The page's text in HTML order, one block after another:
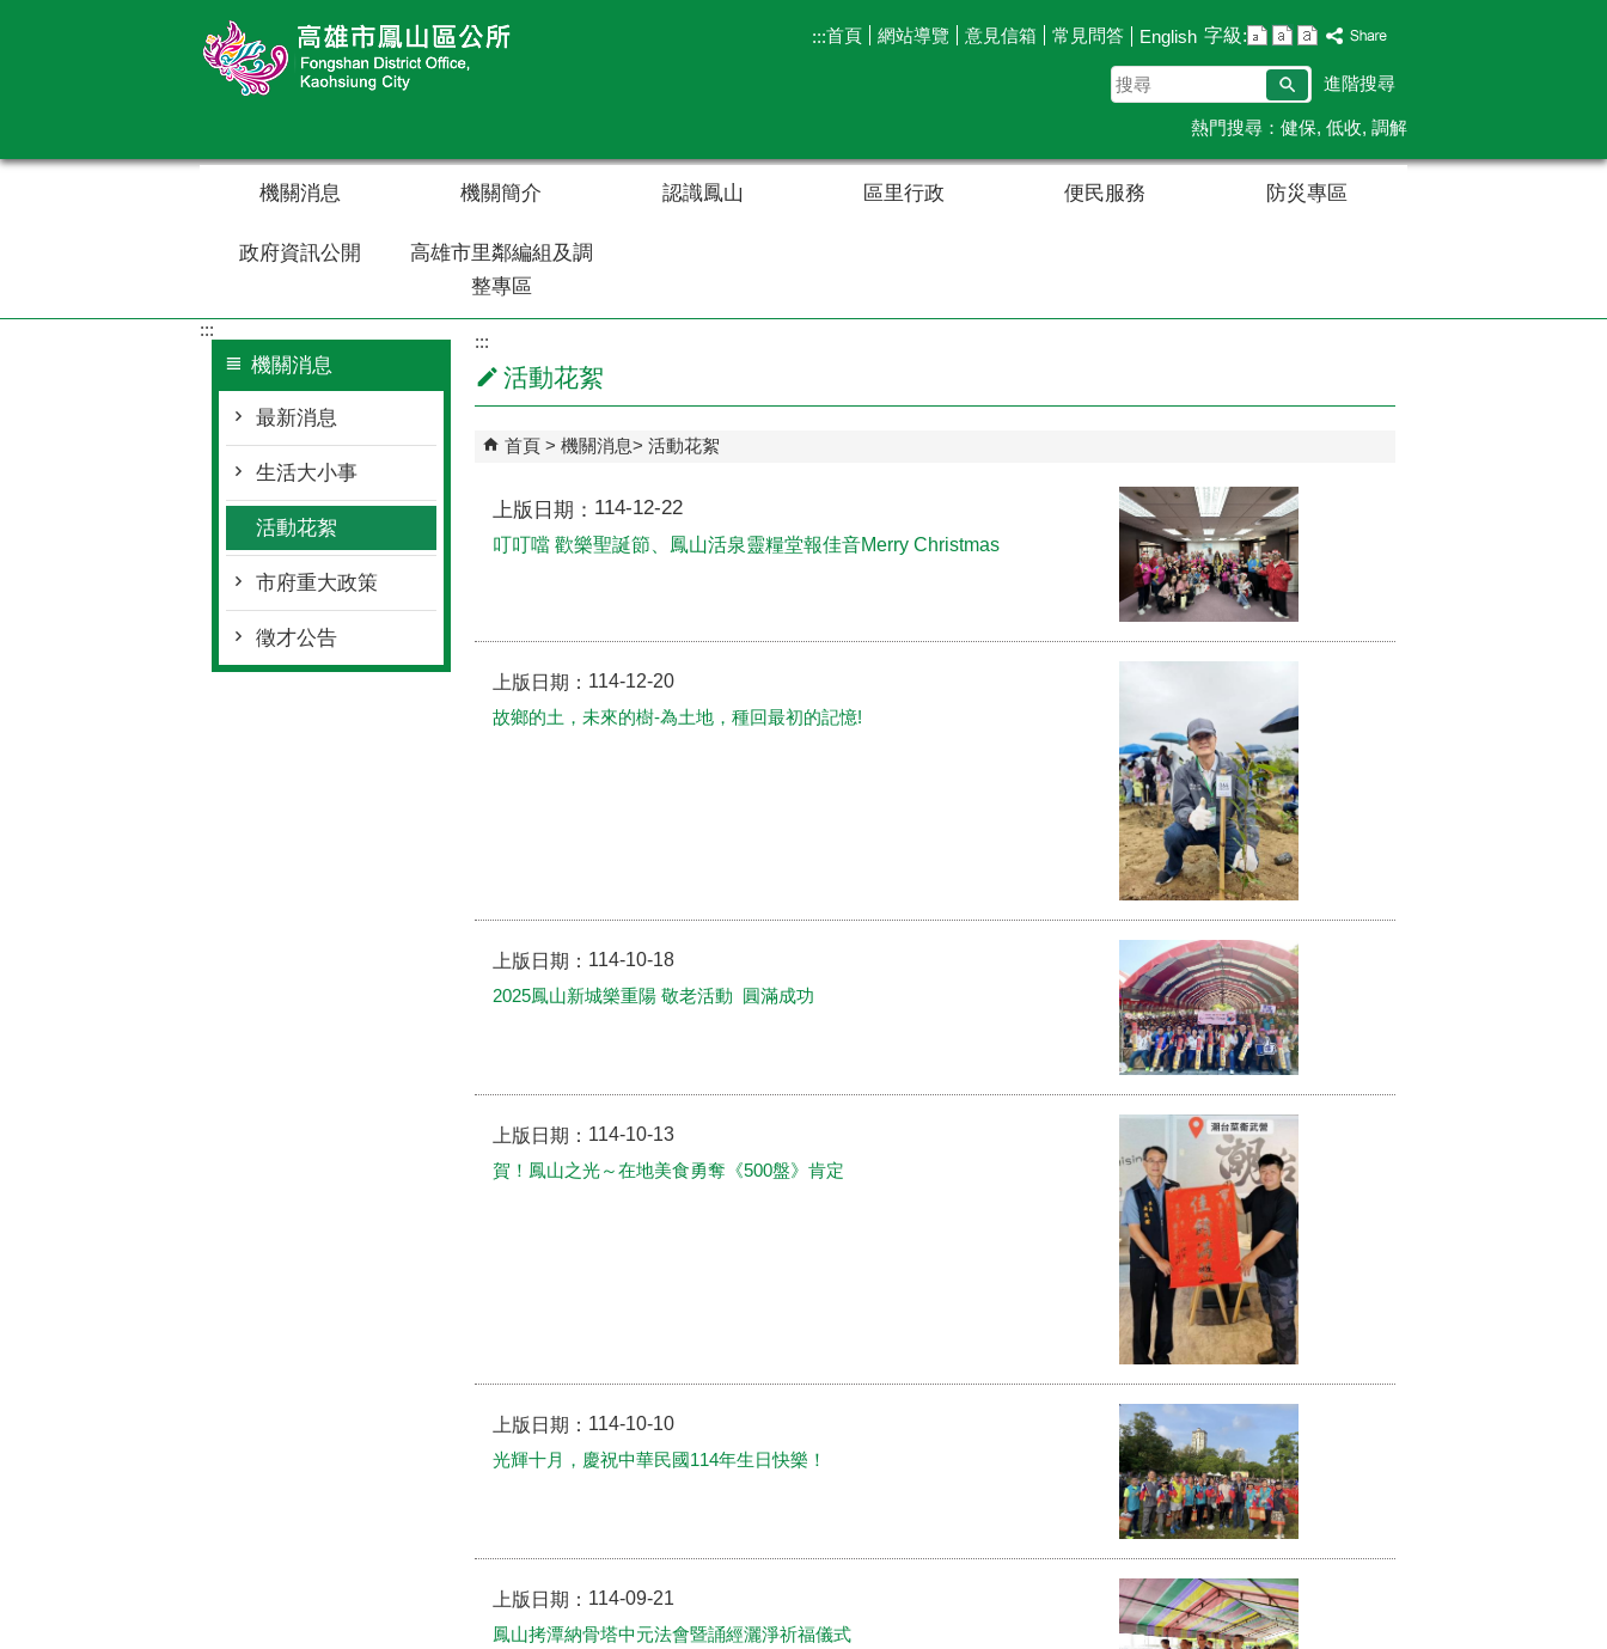
:::首頁 網站導覽 意見信箱 常見問答 English 字級:
搜
尋
進階搜尋
熱門搜尋： 健保 低收 調解
機關消息 機關簡介 認識鳳山 區里行政 便民服務 防災專區
政府資訊公開
高雄市里鄰編組及調
整專區
:::
機關消息
最新消息
生活大小事
活動花絮
市府重大政策
徵才公告
:::
活動花絮
首頁 機關消息 活動花絮
上版日期： 114-12-22
叮叮噹 歡樂聖誕節、鳳山活泉靈糧堂報佳音Merry Christmas
上版日期： 114-12-20
故鄉的土，未來的樹-為土地，種回最初的記憶!
上版日期： 114-10-18
2025鳳山新城樂重陽 敬老活動 圓滿成功
上版日期： 114-10-13
賀！鳳山之光～在地美食勇奪《500盤》肯定
上版日期： 114-10-10
光輝十月，慶祝中華民國114年生日快樂！
上版日期： 114-09-21
鳳山拷潭納骨塔中元法會暨誦經灑淨祈福儀式